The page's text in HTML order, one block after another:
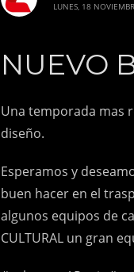
LUNES, 18
NUEVO
Una temporada mas
diseño.
Esperamos y
buen hacer en el
algunos equipos de
CULTURAL un gran